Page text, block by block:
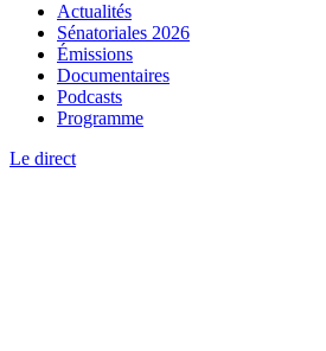
Actualités
Sénatoriales 2026
Émissions
Documentaires
Podcasts
Programme
Le direct